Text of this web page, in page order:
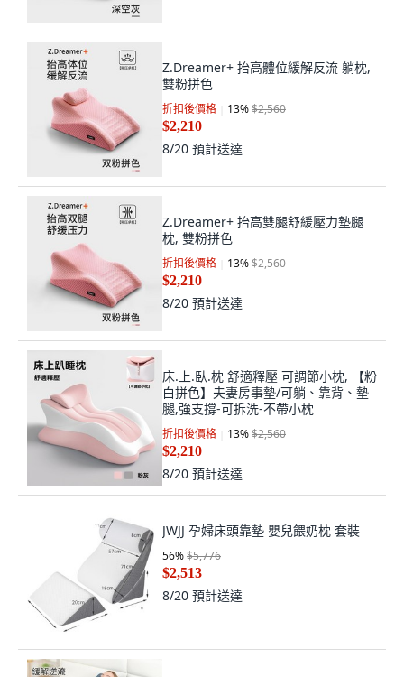
Z.Dreamer+ 抬高體位緩解反流 躺枕,
雙粉拼色
折扣後價格
$2,210
Z.Dreamer+ 抬高雙腿舒緩壓力墊腿
枕, 雙粉拼色
折扣後價格
$2,210
床.上.臥.枕 舒適釋壓 可調節小枕, 【粉
白拼色】夫妻房事墊/可躺、靠背、墊
腿,強支撐-可拆洗-不帶小枕
折扣後價格
$2,210
8/20預計送達
JWJJ 孕婦床頭靠墊 嬰兒餵奶枕 套裝
56%$5,776
$2,513